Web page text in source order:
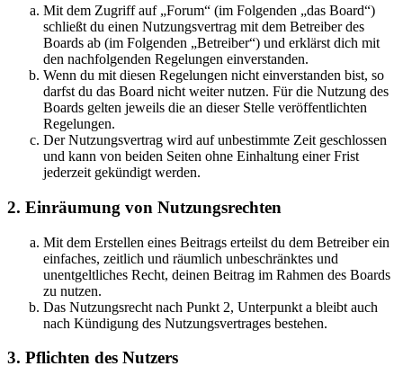
Mit dem Zugriff auf „Forum“ (im Folgenden „das Board“)
schließt du einen Nutzungsvertrag mit dem Betreiber des
Boards ab (im Folgenden „Betreiber“) und erklärst dich mit
den nachfolgenden Regelungen einverstanden.
Wenn du mit diesen Regelungen nicht einverstanden bist, so
darfst du das Board nicht weiter nutzen. Für die Nutzung des
Boards gelten jeweils die an dieser Stelle veröffentlichten
Regelungen.
Der Nutzungsvertrag wird auf unbestimmte Zeit geschlossen
und kann von beiden Seiten ohne Einhaltung einer Frist
jederzeit gekündigt werden.
2. Einräumung von Nutzungsrechten
Mit dem Erstellen eines Beitrags erteilst du dem Betreiber ein
einfaches, zeitlich und räumlich unbeschränktes und
unentgeltliches Recht, deinen Beitrag im Rahmen des Boards
zu nutzen.
Das Nutzungsrecht nach Punkt 2, Unterpunkt a bleibt auch
nach Kündigung des Nutzungsvertrages bestehen.
3. Pflichten des Nutzers